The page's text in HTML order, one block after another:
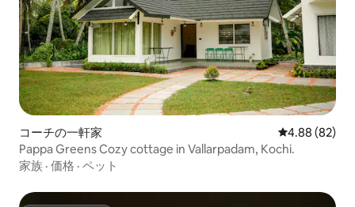
コーチの一軒家 レビュー82
4.88 (82)
Pappa Greens Cozy cottage in Vallarpadam, Kochi.
家族 · 価格 · ペット